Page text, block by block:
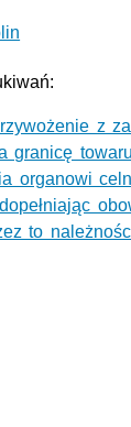
z
granicę
organowi
to